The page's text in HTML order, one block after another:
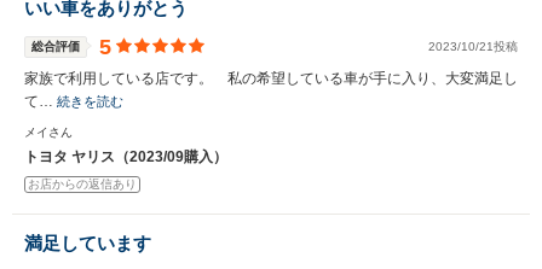
いい車をありがとう
総合評価 5 2023/10/21投稿
家族で利用している店です。 私の希望している車が手に入り、大変満足し
て… 続きを読む
メイさん
トヨタ ヤリス（2023/09購入）
お店からの返信あり
満足しています